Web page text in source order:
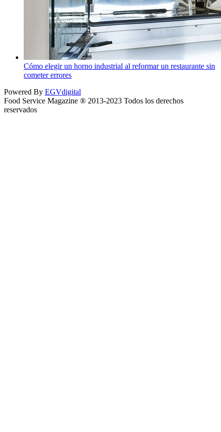
Cómo elegir un horno industrial al reformar un restaurante sin
cometer errores
Powered By EGVdigital
Food Service Magazine ® 2013-2023 Todos los derechos
reservados